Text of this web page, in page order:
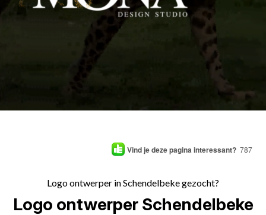
Vind je deze pagina interessant? 787
Logo ontwerper in Schendelbeke gezocht?
Logo ontwerper Schendelbeke